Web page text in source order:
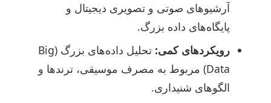
آرشیوهای صوتی و تصویری دیجیتال و
پایگاه‌های داده بزرگ.
رویکردهای کمی:
تحلیل داده‌های بزرگ (Big
Data) مربوط به مصرف موسیقی، ترندها و
الگوهای شنیداری.